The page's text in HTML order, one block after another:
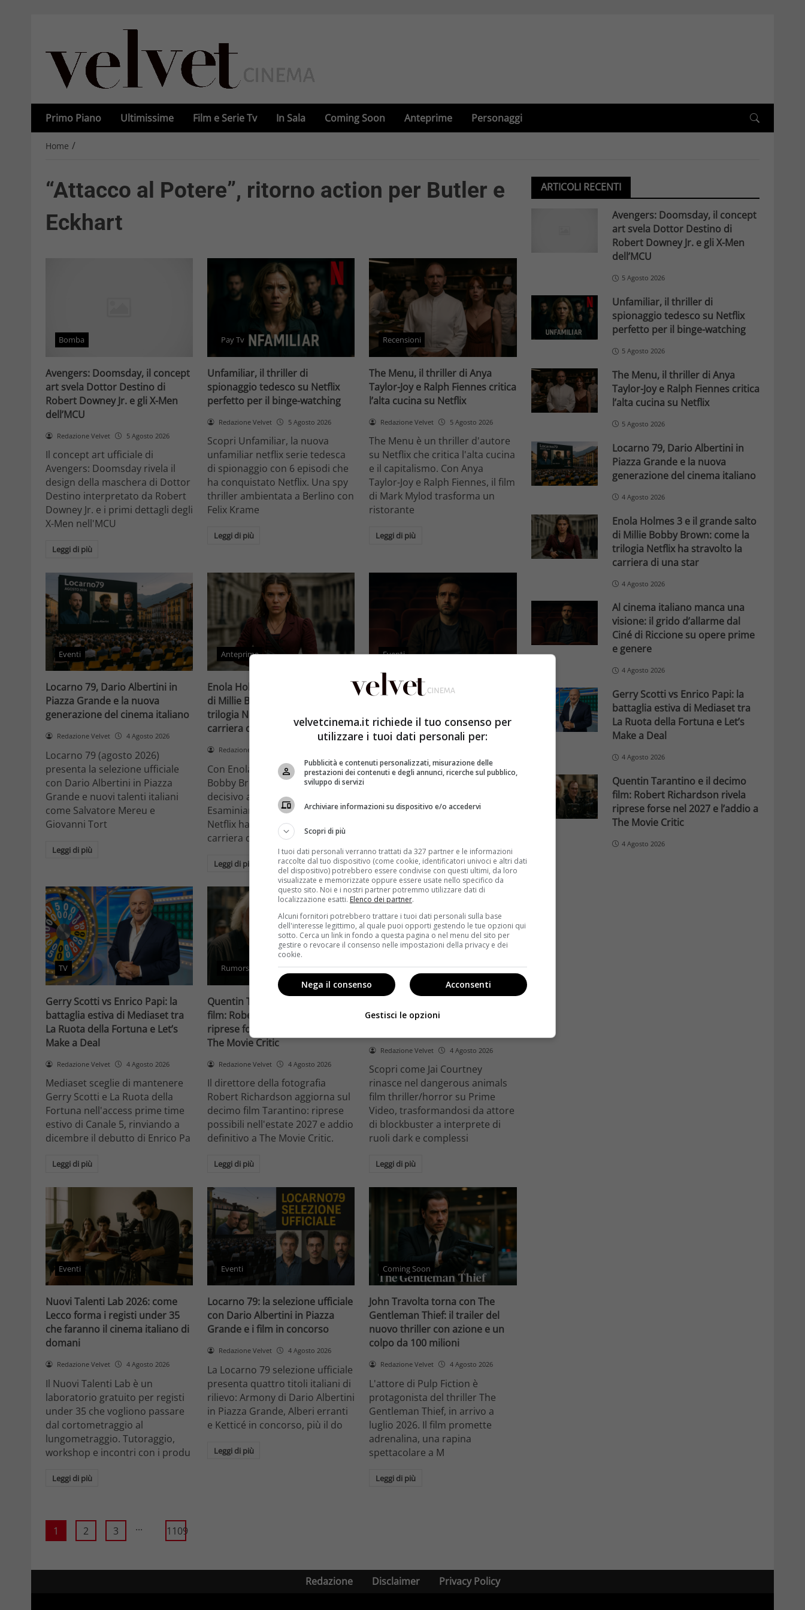
Primo Piano Ultimissime Film e Serie Tv In Sala Coming Soon Anteprime Personaggi
Home /
“Attacco al Potere”, ritorno action per Butler e
Eckhart
Bomba
Avengers: Doomsday, il concept
art svela Dottor Destino di
Robert Downey Jr. e gli X-Men
dell’MCU
Redazione Velvet 5 Agosto 2026
Il concept art ufficiale di
Avengers: Doomsday rivela il
design della maschera di Dottor
Destino interpretato da Robert
Downey Jr. e i primi dettagli degli
X-Men nell'MCU
Leggi di più
Pay Tv
Unfamiliar, il thriller di
spionaggio tedesco su Netflix
perfetto per il binge-watching
Redazione Velvet 5 Agosto 2026
Scopri Unfamiliar, la nuova
unfamiliar netflix serie tedesca
di spionaggio con 6 episodi che
ha conquistato Netflix. Una spy
thriller ambientata a Berlino con
Felix Krame
Leggi di più
Recensioni
The Menu, il thriller di Anya
Taylor-Joy e Ralph Fiennes critica
l’alta cucina su Netflix
Redazione Velvet 5 Agosto 2026
The Menu è un thriller d'autore
su Netflix che critica l'alta cucina
e il capitalismo. Con Anya
Taylor-Joy e Ralph Fiennes, il film
di Mark Mylod trasforma un
ristorante
Leggi di più
Eventi
Locarno 79, Dario Albertini in
Piazza Grande e la nuova
generazione del cinema italiano
Redazione Velvet 4 Agosto 2026
Locarno 79 (agosto 2026)
presenta la selezione ufficiale
con Dario Albertini in Piazza
Grande e nuovi talenti italiani
come Salvatore Mereu e
Giovanni Tort
Leggi di più
Anteprime
Enola Holmes 3 e il grande salto
di Millie Bobby Brown: come la
trilogia Netflix ha stravolto la
carriera di una star
Redazione Velvet
Con Enola Holmes 3, Millie
Bobby Brown compie un salto
decisivo a Hollywood.
Esaminiamo come la trilogia
Netflix ha trasformato la sua
carriera da attrice
Leggi di più
Eventi
Al cinema italiano manca una
Ciné di Riccione su opere prime
e genere
Il cinema italiano opere prime
ricambio generazionale e
Leggi di più
TV
Gerry Scotti vs Enrico Papi: la
battaglia estiva di Mediaset tra
La Ruota della Fortuna e Let’s
Make a Deal
Redazione Velvet 4 Agosto 2026
Mediaset sceglie di mantenere
Gerry Scotti e La Ruota della
Fortuna nell'access prime time
estivo di Canale 5, rinviando a
dicembre il debutto di Enrico Pa
Leggi di più
Rumors
Quentin Tarantino e il decimo
film: Robert Richardson rivela
riprese forse nel 2027 e l’addio a
The Movie Critic
Redazione Velvet 4 Agosto 2026
Il direttore della fotografia
Robert Richardson aggiorna sul
decimo film Tarantino: riprese
possibili nell'estate 2027 e addio
definitivo a The Movie Critic.
Leggi di più
Anteprime
Dangerous Animals su Prime
Redazione Velvet 4 Agosto 2026
Scopri come Jai Courtney
rinasce nel dangerous animals
film thriller/horror su Prime
Video, trasformandosi da attore
di blockbuster a interprete di
ruoli dark e complessi
Leggi di più
Eventi
Nuovi Talenti Lab 2026: come
Lecco forma i registi under 35
che faranno il cinema italiano di
domani
Redazione Velvet 4 Agosto 2026
Il Nuovi Talenti Lab è un
laboratorio gratuito per registi
under 35 che vogliono passare
dal cortometraggio al
lungometraggio. Tutoraggio,
workshop e incontri con i produ
Leggi di più
Eventi
Locarno 79: la selezione ufficiale
con Dario Albertini in Piazza
Grande e i film in concorso
Redazione Velvet 4 Agosto 2026
La Locarno 79 selezione ufficiale
presenta quattro titoli italiani di
rilievo: Armony di Dario Albertini
in Piazza Grande, Alberi erranti
e Ketticé in concorso, più il do
Leggi di più
Coming Soon
John Travolta torna con The
Gentleman Thief: il trailer del
nuovo thriller con azione e un
colpo da 100 milioni
Redazione Velvet 4 Agosto 2026
L'attore di Pulp Fiction è
protagonista del thriller The
Gentleman Thief, in arrivo a
luglio 2026. Il film promette
adrenalina, una rapina
spettacolare a M
Leggi di più
1 2 3 ... 1109
ARTICOLI RECENTI
Avengers: Doomsday, il concept
art svela Dottor Destino di
Robert Downey Jr. e gli X-Men
dell’MCU
5 Agosto 2026
Unfamiliar, il thriller di
spionaggio tedesco su Netflix
perfetto per il binge-watching
5 Agosto 2026
The Menu, il thriller di Anya
Taylor-Joy e Ralph Fiennes critica
l’alta cucina su Netflix
5 Agosto 2026
Locarno 79, Dario Albertini in
Piazza Grande e la nuova
generazione del cinema italiano
4 Agosto 2026
Enola Holmes 3 e il grande salto
di Millie Bobby Brown: come la
trilogia Netflix ha stravolto la
carriera di una star
4 Agosto 2026
Al cinema italiano manca una
visione: il grido d’allarme dal
Ciné di Riccione su opere prime
e genere
4 Agosto 2026
Gerry Scotti vs Enrico Papi: la
battaglia estiva di Mediaset tra
La Ruota della Fortuna e Let’s
Make a Deal
4 Agosto 2026
Quentin Tarantino e il decimo
film: Robert Richardson rivela
riprese forse nel 2027 e l’addio a
The Movie Critic
4 Agosto 2026
Redazione Disclaimer Privacy Policy
velvetcinema.it richiede il tuo consenso per
utilizzare i tuoi dati personali per:
Pubblicità e contenuti personalizzati, misurazione delle
prestazioni dei contenuti e degli annunci, ricerche sul pubblico,
sviluppo di servizi
Archiviare informazioni su dispositivo e/o accedervi
Scopri di più
I tuoi dati personali verranno trattati da 327 partner e le informazioni
raccolte dal tuo dispositivo (come cookie, identificatori univoci e altri dati
del dispositivo) potrebbero essere condivise con questi ultimi, da loro
visualizzate e memorizzate oppure essere usate nello specifico da
questo sito. Noi e i nostri partner potremmo utilizzare dati di
localizzazione esatti. Elenco dei partner.
Alcuni fornitori potrebbero trattare i tuoi dati personali sulla base
dell'interesse legittimo, al quale puoi opporti gestendo le tue opzioni qui
sotto. Cerca un link in fondo a questa pagina o nel menu del sito per
gestire o revocare il consenso nelle impostazioni della privacy e dei
cookie.
Acconsenti
Nega il consenso
Gestisci le opzioni